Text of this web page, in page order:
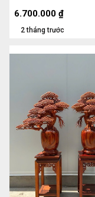
2 tháng trước
6.700.000 ₫